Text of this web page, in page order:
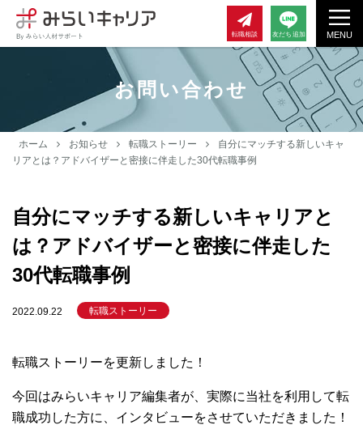
MENU
転職相談 友だち追加
お問い合わせ
ホーム お知らせ 転職ストーリー
自分にマッチする新しいキャ
リアとは？アドバイザーと密接に伴走した30代転職事例
自分にマッチする新しいキャリアと
は？アドバイザーと密接に伴走した
30代転職事例
2022.09.22 転職ストーリー
転職ストーリーを更新しました！
今回はみらいキャリア編集者が、実際に当社を利用して転
職成功した方に、インタビューをさせていただきました！